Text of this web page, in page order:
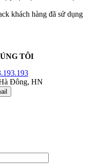
khách hàng đã sử dụng
TÔI
Đông, HN